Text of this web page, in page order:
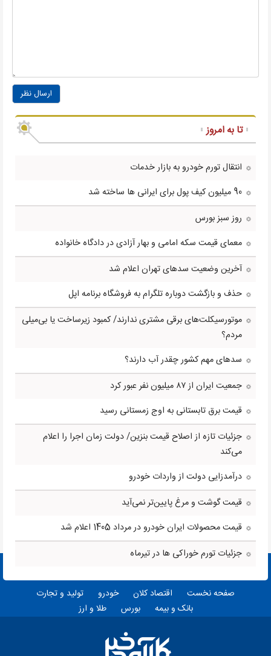
ارسال نظر
تا به امروز
انتقال تورم خودرو به بازار خدمات
90 میلیون کیف پول برای ایرانی ها ساخته شد
روز سبز بورس
معمای قیمت سکه امامی و بهار آزادی در دادگاه خانواده
آخرین وضعیت سدهای تهران اعلام شد
حذف و بازگشت دوباره تلگرام به فروشگاه برنامه اپل
موتورسیکلت‌های برقی مشتری ندارند/ کمبود زیرساخت یا بی‌میلی
مردم؟
سدهای مهم کشور چقدر آب دارند؟
جمعیت ایران از ۸۷ میلیون نفر عبور کرد
قیمت برق تابستانی به اوج زمستانی رسید
جزئیات تازه از اصلاح قیمت بنزین/ دولت زمان اجرا را اعلام
می‌کند
درآمدزایی دولت از واردات خودرو
قیمت گوشت و مرغ پایین‌تر نمی‌آید
قیمت محصولات ایران خودرو در مرداد 1405 اعلام شد
جزئیات تورم خوراکی ها در تیرماه
صفحه نخست اقتصاد کلان خودرو
تولید و تجارت
بانک و بیمه
بورس طلا و ارز